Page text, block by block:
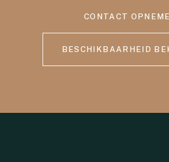
CONTACT
BESCHIKBAARHEID